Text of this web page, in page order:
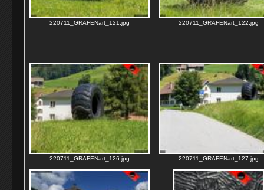
220711_GRAFENart_121.jpg 220711_GRAFENart_122.jpg
220711_GRAFENart_126.jpg 220711_GRAFENart_127.jpg